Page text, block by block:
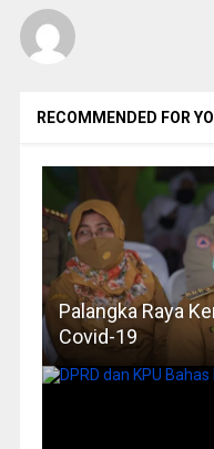
RECOMMENDED FOR
Palangka Raya
Covid-19